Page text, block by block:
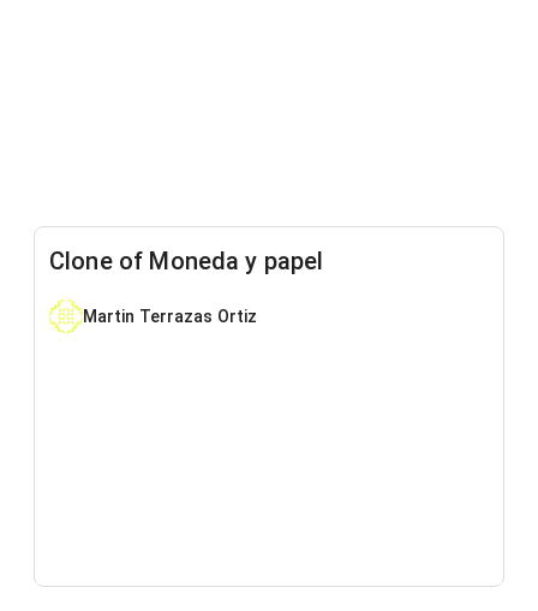
Clone of Moneda y papel
Martin Terrazas Ortiz